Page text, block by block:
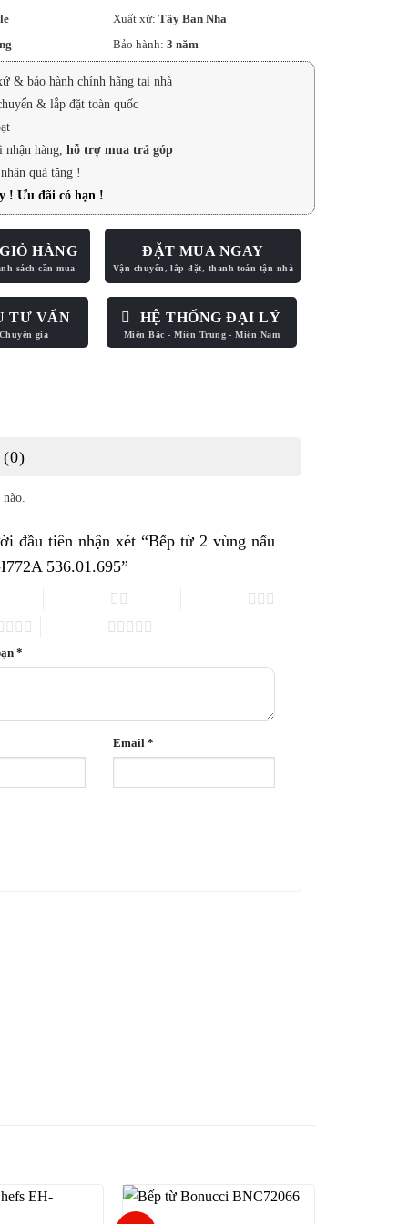
21.389.500₫.là:
16.042.000₫.
Xuất xứ:Tây Ban Nha
Bảo hành:3 năm
& bảo hành chính hãng tại nhà
& lắp đặt toàn quốc
hàng, hỗ trợ mua trả góp
quà tặng !
! Ưu đãi có hạn !
HÀNG ĐẶT MUA NGAY
TƯ VẤN HỆ THỐNG ĐẠI LÝ
đầu tiên nhận xét “Bếp từ 2 vùng nấu
536.01.695”
*
Email*